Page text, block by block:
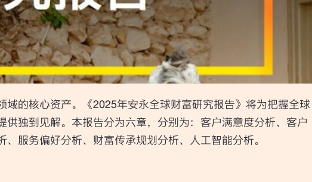
域的核心资产。《2025年安永全球财富研究报告》将为把握全球
供独到见解。本报告分为六章，分别为：客户满意度分析、客户
服务偏好分析、财富传承规划分析、人工智能分析。